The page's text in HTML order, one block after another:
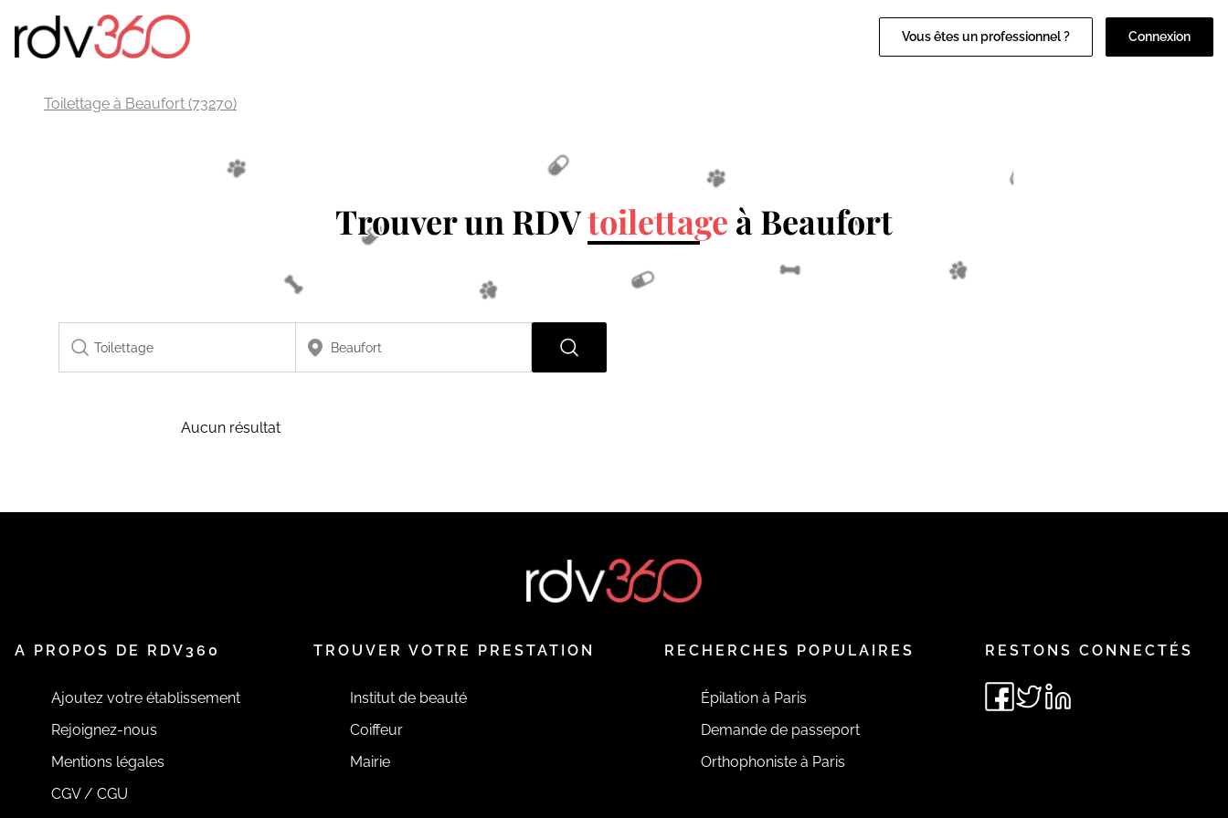
Vous êtes un professionnel ? Connexion
Toilettage à Beaufort (73270)
Trouver un RDVtoilettage à Beaufort
Aucun résultat
A PROPOS DE RDV360
Ajoutez votre établissement
Rejoignez-nous
Mentions légales
CGV / CGU
TROUVER VOTRE PRESTATION
Institut de beauté
Coiffeur
Mairie
RECHERCHES POPULAIRES
Épilation à Paris
Demande de passeport
Orthophoniste à Paris
RESTONS CONNECTÉS